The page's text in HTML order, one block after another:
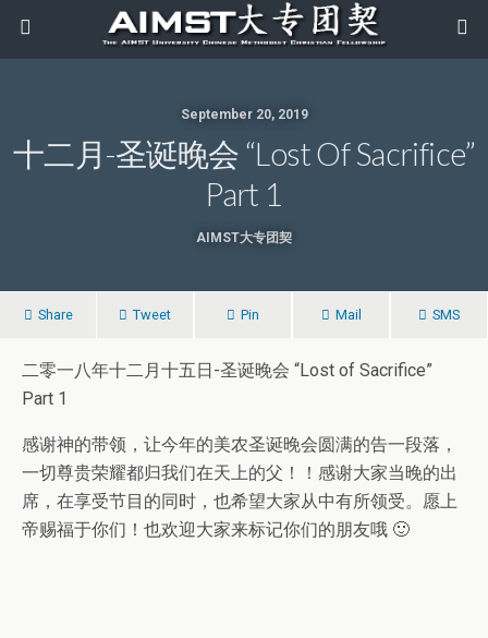
September 20, 2019
十二月-圣诞晚会 “Lost Of Sacrifice”
Part 1
AIMST大专团契
Share Tweet Pin Mail SMS
二零一八年十二月十五日-圣诞晚会 “Lost of Sacrifice”
Part 1
感谢神的带领，让今年的美农圣诞晚会圆满的告一段落，
一切尊贵荣耀都归我们在天上的父！！感谢大家当晚的出
席，在享受节目的同时，也希望大家从中有所领受。愿上
帝赐福于你们！也欢迎大家来标记你们的朋友哦 🙂